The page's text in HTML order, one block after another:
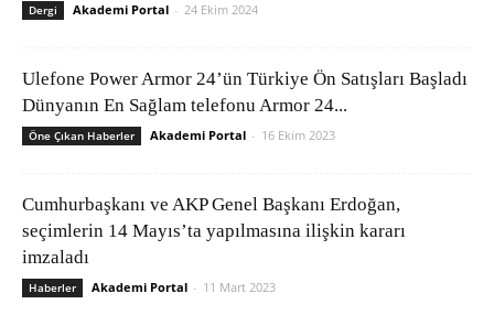
Dergi Akademi Portal - 24 Ekim 2024
Ulefone Power Armor 24’ün Türkiye Ön Satışları Başladı
Dünyanın En Sağlam telefonu Armor 24...
Öne Çıkan Haberler Akademi Portal - 16 Ekim 2023
Cumhurbaşkanı ve AKP Genel Başkanı Erdoğan,
seçimlerin 14 Mayıs’ta yapılmasına ilişkin kararı
imzaladı
Haberler Akademi Portal - 11 Mart 2023